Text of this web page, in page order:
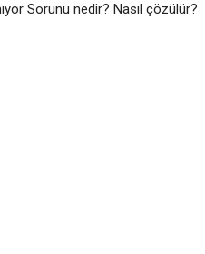
Sorunu nedir? Nasıl çözülür?